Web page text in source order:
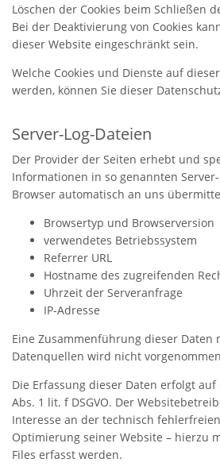
Löschen der Cookies beim Schließen
Bei der Deaktivierung von Cookies
dieser Website eingeschränkt sein.
Welche Cookies und Dienste auf
werden, können Sie dieser
Server-Log-Dateien
Der Provider der Seiten erhebt und
Informationen in so genannten
Browser automatisch an uns
Browsertyp und Browserversion
verwendetes Betriebssystem
Referrer URL
Hostname des zugreifenden
Uhrzeit der Serveranfrage
IP-Adresse
Eine Zusammenführung dieser Daten
Datenquellen wird nicht
Die Erfassung dieser Daten erfolgt
Abs. 1 lit. f DSGVO. Der
Interesse an der technisch
Optimierung seiner Website – hierzu
Files erfasst werden.